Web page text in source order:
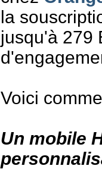
la
jusqu'à 279
Voici
Un mobile